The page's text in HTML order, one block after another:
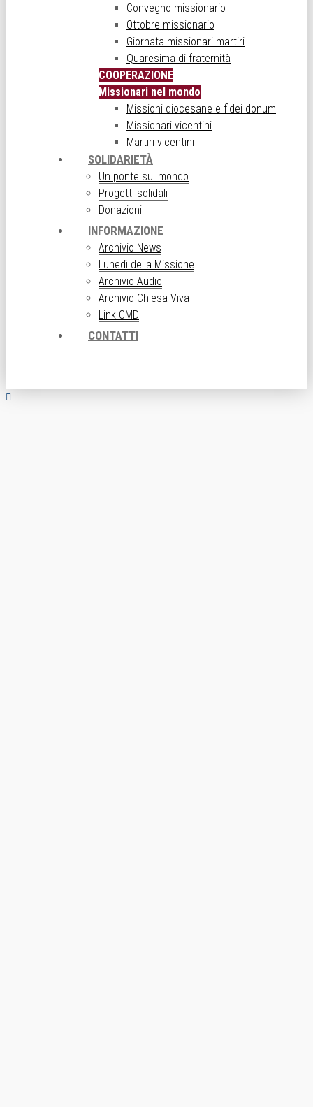
Convegno missionario
Ottobre missionario
Giornata missionari martiri
Quaresima di fraternità
COOPERAZIONE
Missionari nel mondo
Missioni diocesane e fidei donum
Missionari vicentini
Martiri vicentini
SOLIDARIETÀ
Un ponte sul mondo
Progetti solidali
Donazioni
INFORMAZIONE
Archivio News
Lunedì della Missione
Archivio Audio
Archivio Chiesa Viva
Link CMD
CONTATTI